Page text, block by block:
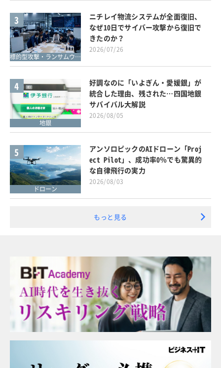
3
標的型攻撃・ランサムウェア対策
ニチレイ物流システムが全面復旧、
なぜ10日でサイバー攻撃から復旧で
きたのか？
2026/07/26
4
地銀
好調なのに「いよぎん・愛媛銀」が
統合した理由、残された…四国地銀
サバイバル大解説
2026/08/05
5
ドローン
アンソロピックのAIドローン「Proj
ect Pilot」、成功率0％でも驚異的
な自律飛行の実力
2026/08/03
もっと見る